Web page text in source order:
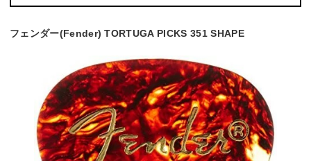
フェンダー(Fender) TORTUGA PICKS 351 SHAPE